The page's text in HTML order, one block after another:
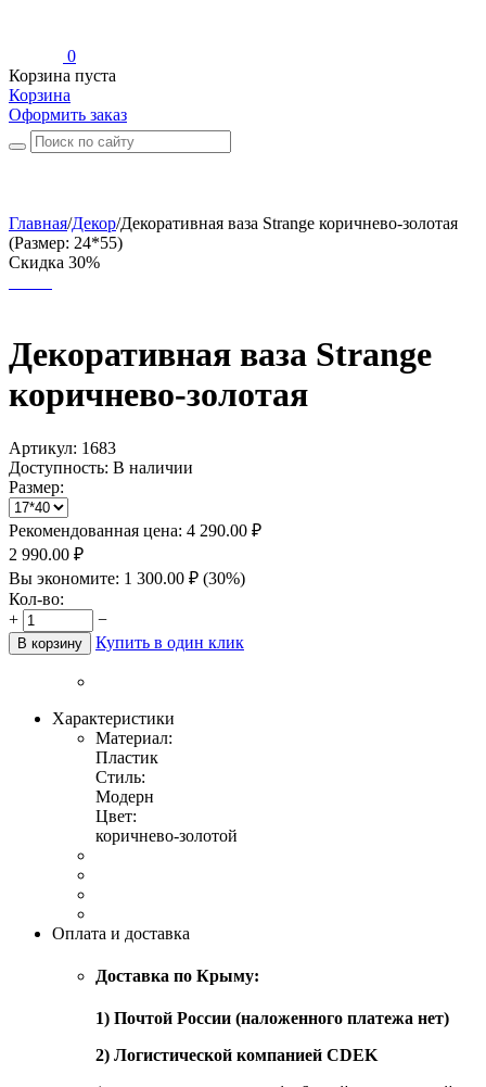
0
Корзина пуста
Корзина
Оформить заказ
Главная/Декор/Декоративная ваза Strange коричнево-золотая
(Размер: 24*55)
Скидка 30%
Декоративная ваза Strange
коричнево-золотая
Артикул: 1683
Доступность: В наличии
Размер:
Рекомендованная цена: 4 290.00 ₽
2 990.00 ₽
Вы экономите: 1 300.00 ₽ (30%)
Кол-во:
+
−
В корзину Купить в один клик
Характеристики
Материал:
Пластик
Стиль:
Модерн
Цвет:
коричнево-золотой
Оплата и доставка
Доставка по Крыму:
1) Почтой России (наложенного платежа нет)
2) Логистической компанией CDEK